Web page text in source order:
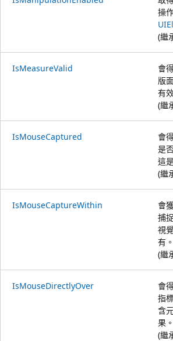
操
(繼
IsMeasureValid
會
版
有
(繼
IsMouseCaptured
會
是
這
(繼
IsMouseCaptureWithin
會
捕
視
有
(繼
IsMouseDirectlyOver
會
指
含
果
(繼